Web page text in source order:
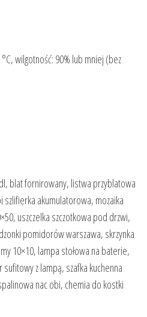
wilgotność: 90% lub mniej (bez
blat fornirowany, listwa przyblatowa
akumulatorowa, mozaika
uszczelka szczotkowa pod drzwi,
pomidorów warszawa, skrzynka
10×10, lampa stołowa na baterie,
z lampą, szafka kuchenna
nac obi, chemia do kostki